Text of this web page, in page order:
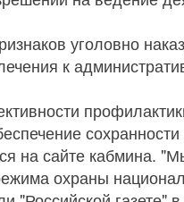
уголовно
к
на сайте
охраны